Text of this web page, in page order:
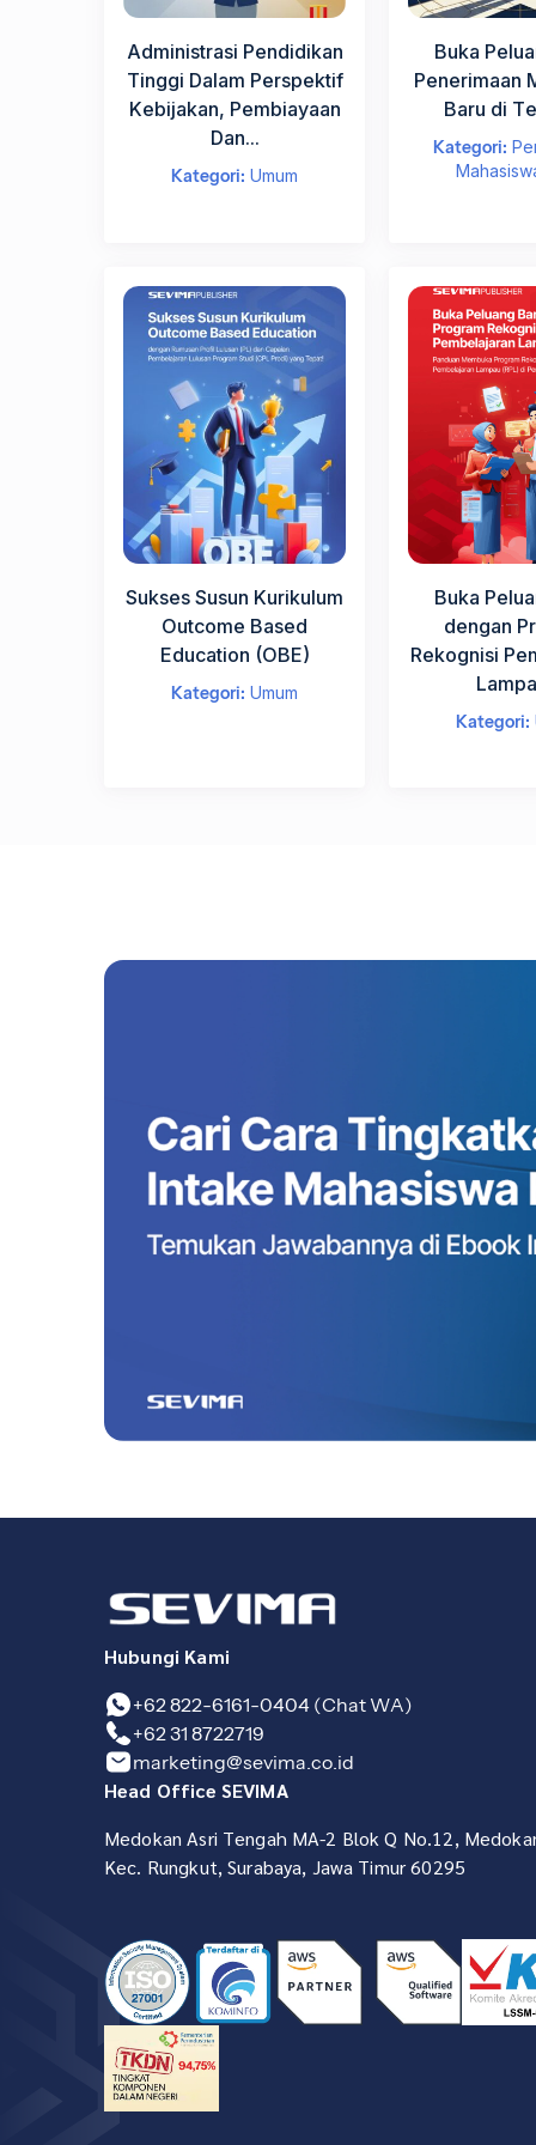
i
t
u
s
i
e
l
n
Administrasi Pendidikan
Tinggi Dalam Perspektif
Kebijakan, Pembiayaan
Dan...
Kategori: Umum
Buka
Penerimaan
Baru di
Kategori:
Sukses Susun Kurikulum
Outcome Based
Education (OBE)
Kategori: Umum
Buka
dengan
Rekognisi
Kategori:
Hubungi Kami
+62 822-6161-0404 (Chat WA)
+62 31 8722719
marketing@sevima.co.id
Head Office SEVIMA
Medokan Asri Tengah MA-2 Blok Q No.12,
Kec. Rungkut, Surabaya, Jawa Timur 60295